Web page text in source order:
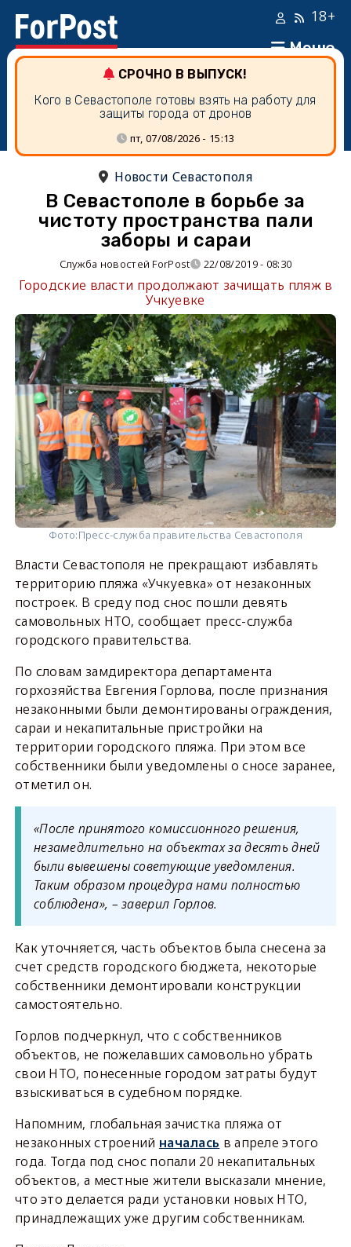
Меню
18+
СРОЧНО В ВЫПУСК!
Кого в Севастополе готовы взять на работу для
защиты города от дронов
пт, 07/08/2026 - 15:13
Новости Севастополя
В Севастополе в борьбе за
чистоту пространства пали
заборы и сараи
Служба новостей ForPost 22/08/2019 - 08:30
Городские власти продолжают зачищать пляж в
Учкуевке
Фото:Пресс-служба правительства Севастополя
Власти Севастополя не прекращают избавлять
территорию пляжа «Учкуевка» от незаконных
построек. В среду под снос пошли девять
самовольных НТО, сообщает пресс-служба
городского правительства.
По словам замдиректора департамента
горхозяйства Евгения Горлова, после признания
незаконными были демонтированы ограждения,
сараи и некапитальные пристройки на
территории городского пляжа. При этом все
собственники были уведомлены о сносе заранее,
отметил он.
«После принятого комиссионного решения,
незамедлительно на объектах за десять дней
были вывешены советующие уведомления.
Таким образом процедура нами полностью
соблюдена», – заверил Горлов.
Как уточняется, часть объектов была снесена за
счет средств городского бюджета, некоторые
собственники демонтировали конструкции
самостоятельно.
Горлов подчеркнул, что с собственников
объектов, не пожелавших самовольно убрать
свои НТО, понесенные городом затраты будут
взыскиваться в судебном порядке.
Напомним, глобальная зачистка пляжа от
незаконных строений началась в апреле этого
года. Тогда под снос попали 20 некапитальных
объектов, а местные жители высказали мнение,
что это делается ради установки новых НТО,
принадлежащих уже другим собственникам.